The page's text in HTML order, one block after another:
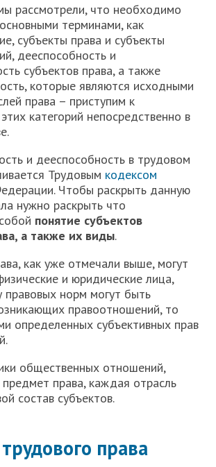
рассмотрели, что необходимо
терминами, как
субъекты права и субъекты
дееспособность и
субъектов права, а также
которые являются исходными
права – приступим к
категорий непосредственно в
и дееспособность в трудовом
Трудовым кодексом
Чтобы раскрыть данную
нужно раскрыть что
понятие субъектов
а также их виды.
как уже отмечали выше, могут
и юридические лица,
правовых норм могут быть
правоотношений, то
определенных субъективных прав
общественных отношений,
права, каждая отрасль
состав субъектов.
права